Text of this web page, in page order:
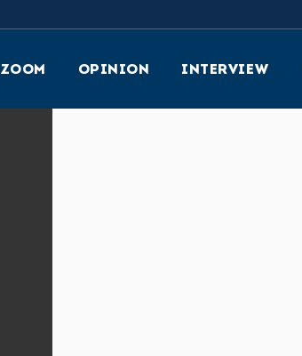
ZOOM OPINION INTERVIEW